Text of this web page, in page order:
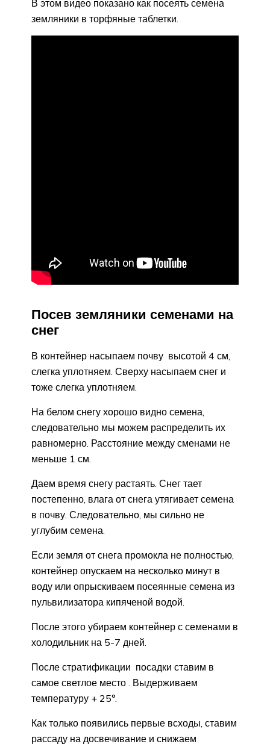
В этом видео показано как посеять семена
земляники в торфяные таблетки.
Посев земляники семенами на
снег
В контейнер насыпаем почву высотой 4 см,
слегка уплотняем. Сверху насыпаем снег и
тоже слегка уплотняем.
На белом снегу хорошо видно семена,
следовательно мы можем распределить их
равномерно. Расстояние между сменами не
меньше 1 см.
Даем время снегу растаять. Снег тает
постепенно, влага от снега утягивает семена
в почву. Следовательно, мы сильно не
углубим семена.
Если земля от снега промокла не полностью,
контейнер опускаем на несколько минут в
воду или опрыскиваем посеянные семена из
пульвилизатора кипяченой водой.
После этого убираем контейнер с семенами в
холодильник на 5-7 дней.
После стратификации посадки ставим в
самое светлое место . Выдерживаем
температуру + 25°.
Как только появились первые всходы, ставим
рассаду на досвечивание и снижаем